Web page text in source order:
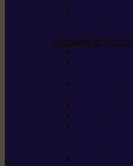
Vêtements de sécurité